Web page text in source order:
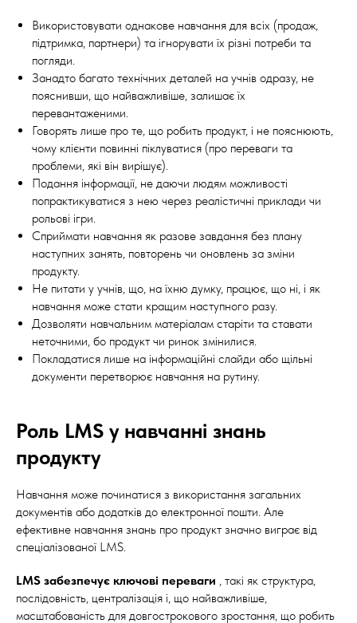
Використовувати однакове навчання для всіх (продаж,
підтримка, партнери) та ігнорувати їх різні потреби та
погляди.
Занадто багато технічних деталей на учнів одразу, не
пояснивши, що найважливіше, залишає їх
перевантаженими.
Говорять лише про те, що робить продукт, і не пояснюють,
чому клієнти повинні піклуватися (про переваги та
проблеми, які він вирішує).
Подання інформації, не даючи людям можливості
попрактикуватися з нею через реалістичні приклади чи
рольові ігри.
Сприймати навчання як разове завдання без плану
наступних занять, повторень чи оновлень за зміни
продукту.
Не питати у учнів, що, на їхню думку, працює, що ні, і як
навчання може стати кращим наступного разу.
Дозволяти навчальним матеріалам старіти та ставати
неточними, бо продукт чи ринок змінилися.
Покладатися лише на інформаційні слайди або щільні
документи перетворює навчання на рутину.
Роль LMS у навчанні знань
продукту
Навчання може починатися з використання загальних
документів або додатків до електронної пошти. Але
ефективне навчання знань про продукт значно виграє від
спеціалізованої LMS.
LMS забезпечує ключові переваги , такі як структура,
послідовність, централізація і, що найважливіше,
масштабованість для довгострокового зростання, що робить